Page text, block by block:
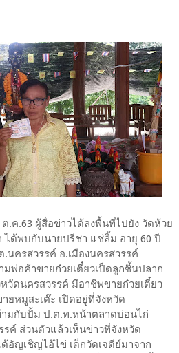
ต.ค.63 ผู้สื่อข่าวได้ลงพื้นที่ไปยัง วัดห้วย
ได้พบกับนายปรีชา แช่ลิ้ม อายุ 60 ปี
นครสวรรค์ อ.เมืองนครสวรรค์
พ่อค้าขายก๋วยเตี๋ยวเป็ดลูกชิ้นปลาก
วัดนครสวรรค์ มีอาชีพขายก๋วยเตี๋ยว
ยหมูสะเต๊ะ เปิดอยู่ที่จังหวัด
มกับปั้ม ป.ต.ท.หน้าตลาดบ่อนไก่
รค์ ส่วนตัวแล้วเห็นข่าวที่จังหวัด
อัญเชิญไอ้ไข่ เด็กวัดเจดีย์มาจาก